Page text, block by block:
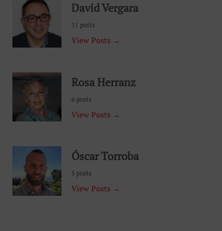
David Vergara
11 posts
View Posts →
Rosa Herranz
6 posts
View Posts →
Óscar Torroba
5 posts
View Posts →